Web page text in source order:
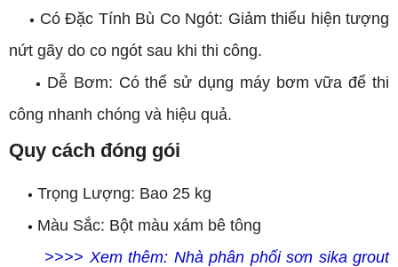
• Có Đặc Tính Bù Co Ngót: Giảm thiểu hiện tượng
nứt gãy do co ngót sau khi thi công.
• Dễ Bơm: Có thể sử dụng máy bơm vữa để thi
công nhanh chóng và hiệu quả.
Quy cách đóng gói
• Trọng Lượng: Bao 25 kg
• Màu Sắc: Bột màu xám bê tông
>>>> Xem thêm: Nhà phân phối sơn sika grout